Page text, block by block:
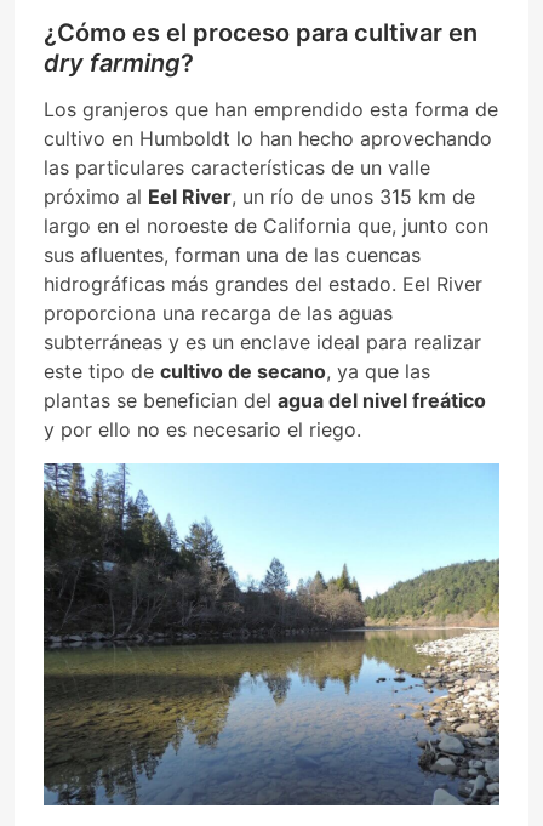
¿Cómo es el proceso para cultivar en
dry farming?
Los granjeros que han emprendido esta forma de
cultivo en Humboldt lo han hecho aprovechando
las particulares características de un valle
próximo al Eel River, un río de unos 315 km de
largo en el noroeste de California que, junto con
sus afluentes, forman una de las cuencas
hidrográficas más grandes del estado. Eel River
proporciona una recarga de las aguas
subterráneas y es un enclave ideal para realizar
este tipo de cultivo de secano, ya que las
plantas se benefician del agua del nivel freático
y por ello no es necesario el riego.